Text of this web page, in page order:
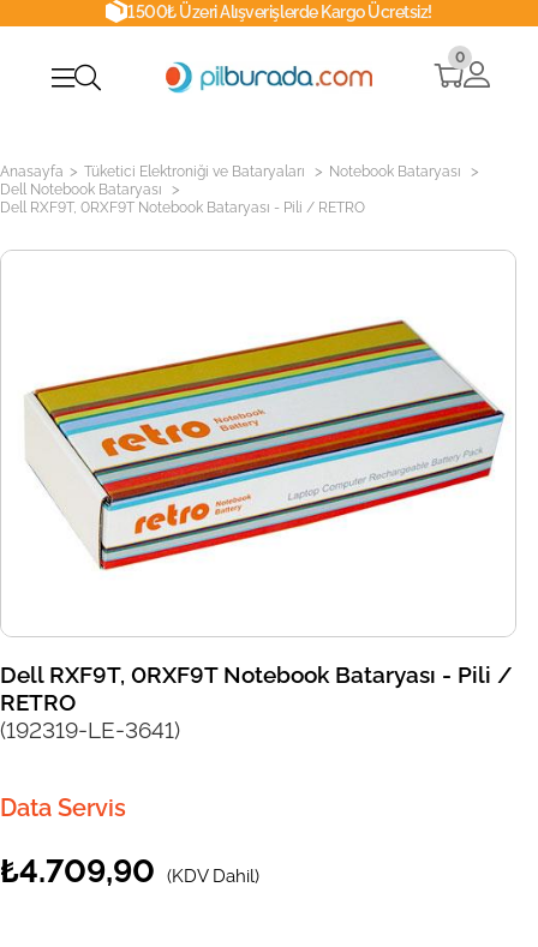
1500₺ Üzeri Alışverişlerde Kargo Ücretsiz!
0
Anasayfa > Tüketici Elektroniği ve Bataryaları > Notebook Bataryası >
Dell Notebook Bataryası >
Dell RXF9T, 0RXF9T Notebook Bataryası - Pili / RETRO
Dell RXF9T, 0RXF9T Notebook Bataryası - Pili /
RETRO
(192319-LE-3641)
Data Servis
₺4.709,90 (KDV Dahil)